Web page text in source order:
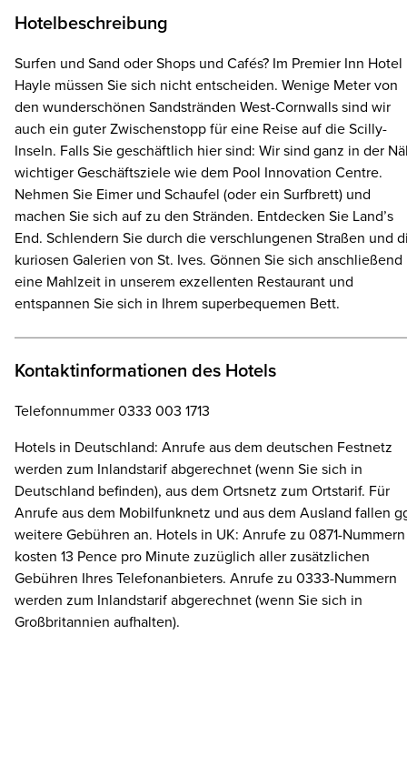
Hotelbeschreibung
Surfen und Sand oder Shops und Cafés? Im Premier Inn Hotel
Hayle müssen Sie sich nicht entscheiden. Wenige Meter von
den wunderschönen Sandstränden West-Cornwalls sind wir
auch ein guter Zwischenstopp für eine Reise auf die Scilly-
Inseln. Falls Sie geschäftlich hier sind: Wir sind ganz in der
wichtiger Geschäftsziele wie dem Pool Innovation Centre.
Nehmen Sie Eimer und Schaufel (oder ein Surfbrett) und
machen Sie sich auf zu den Stränden. Entdecken Sie Land’s
End. Schlendern Sie durch die verschlungenen Straßen und
kuriosen Galerien von St. Ives. Gönnen Sie sich anschließend
eine Mahlzeit in unserem exzellenten Restaurant und
entspannen Sie sich in Ihrem superbequemen Bett.
Kontaktinformationen des Hotels
Telefonnummer 0333 003 1713
Hotels in Deutschland: Anrufe aus dem deutschen Festnetz
werden zum Inlandstarif abgerechnet (wenn Sie sich in
Deutschland befinden), aus dem Ortsnetz zum Ortstarif. Für
Anrufe aus dem Mobilfunknetz und aus dem Ausland fallen
weitere Gebühren an. Hotels in UK: Anrufe zu 0871-Nummern
kosten 13 Pence pro Minute zuzüglich aller zusätzlichen
Gebühren Ihres Telefonanbieters. Anrufe zu 0333-Nummern
werden zum Inlandstarif abgerechnet (wenn Sie sich in
Großbritannien aufhalten).